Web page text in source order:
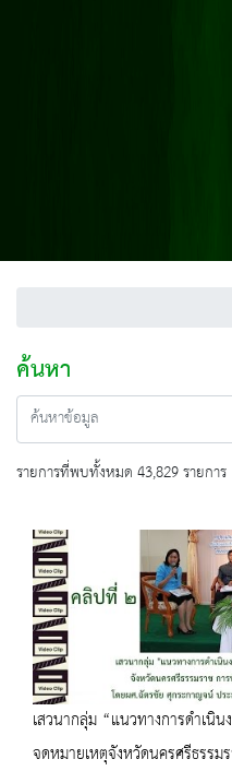
ค้นหา
รายการที่พบทั้งหมด 43,829 รายการ
เสวนากลุ่ม “แนวทางการดำเนิน
จดหมายเหตุจังหวัดนครศรีธรร